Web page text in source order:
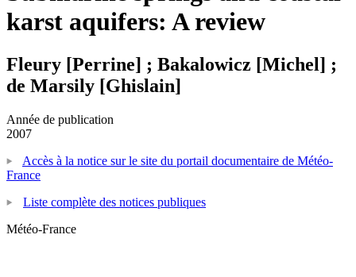
karst aquifers: A review
Fleury [Perrine] ; Bakalowicz [Michel] ;
de Marsily [Ghislain]
Année de publication
2007
Accès à la notice sur le site du portail documentaire de Météo-
France
Liste complète des notices publiques
Météo-France